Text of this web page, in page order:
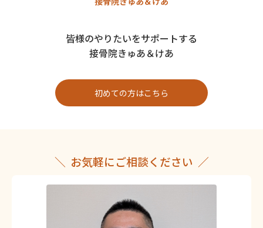
皆様のやりたいをサポートする
接骨院きゅあ＆けあ
初めての方はこちら
お気軽にご相談ください